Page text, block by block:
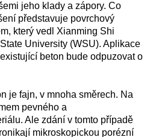
jeho klady a zápory. Co
představuje povrchový
který vedl Xianming Shi
University (WSU). Aplikace
beton bude odpuzovat o
je fajn, v mnoha směrech. Na
pevného a
Ale zdání v tomto případě
mikroskopickou porézní